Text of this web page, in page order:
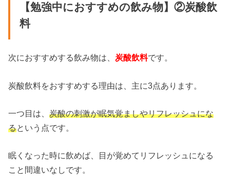
【勉強中におすすめの飲み物】②炭酸飲
料
次におすすめする飲み物は、炭酸飲料です。
炭酸飲料をおすすめする理由は、主に3点あります。
一つ目は、炭酸の刺激が眠気覚ましやリフレッシュにな
るという点です。
眠くなった時に飲めば、目が覚めてリフレッシュになる
こと間違いなしです。